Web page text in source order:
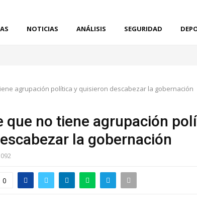
NOTICIAS ANÁLISIS SEGURIDAD
agrupación política y quisieron descabezar la gobernación
que no tiene agrupación
la gobernación
0